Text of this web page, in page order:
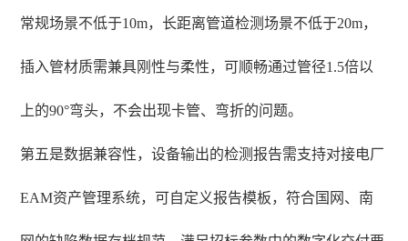
常规场景不低于10m，长距离管道检测场景不低于20m，
插入管材质需兼具刚性与柔性，可顺畅通过管径1.5倍以
上的90°弯头，不会出现卡管、弯折的问题。
第五是数据兼容性，设备输出的检测报告需支持对接电厂
EAM资产管理系统，可自定义报告模板，符合国网、南